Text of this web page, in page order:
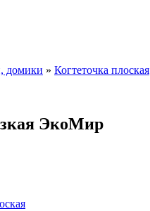
домики » Когтеточка плоская
ЭкоМир